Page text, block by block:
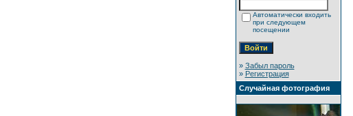
Автоматически входить
при следующем
посещении
» Забыл пароль
» Регистрация
Случайная фотография